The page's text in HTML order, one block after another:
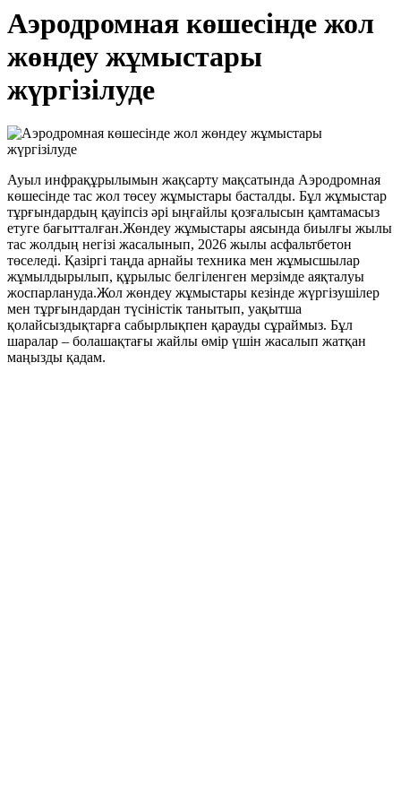
Аэродромная көшесінде жол
жөндеу жұмыстары
жүргізілуде
Ауыл инфрақұрылымын жақсарту мақсатында Аэродромная
көшесінде тас жол төсеу жұмыстары басталды. Бұл жұмыстар
тұрғындардың қауіпсіз әрі ыңғайлы қозғалысын қамтамасыз
етуге бағытталған.Жөндеу жұмыстары аясында биылғы жылы
тас жолдың негізі жасалынып, 2026 жылы асфальтбетон
төселеді. Қазіргі таңда арнайы техника мен жұмысшылар
жұмылдырылып, құрылыс белгіленген мерзімде аяқталуы
жоспарлануда.Жол жөндеу жұмыстары кезінде жүргізушілер
мен тұрғындардан түсіністік танытып, уақытша
қолайсыздықтарға сабырлықпен қарауды сұраймыз. Бұл
шаралар – болашақтағы жайлы өмір үшін жасалып жатқан
маңызды қадам.